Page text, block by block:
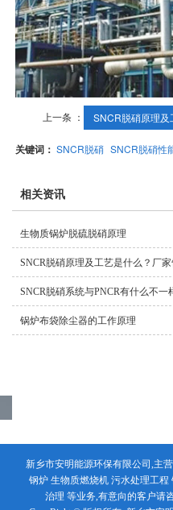
上一条 ： SNCR脱硝原理及
关键词：SNCR脱硝 SNCR脱硝性
相关资讯
生物质锅炉脱硫脱硝原理
SNCR脱硝原理及工艺是什么？厂
SNCR脱硝系统与PNCR有什么不一
锅炉布袋除尘器的工作原理
新乡市安明能源环保有限公司,主
钢炉 生物质燃烧机 污水处理工
治理 等业务,有意向的客户请